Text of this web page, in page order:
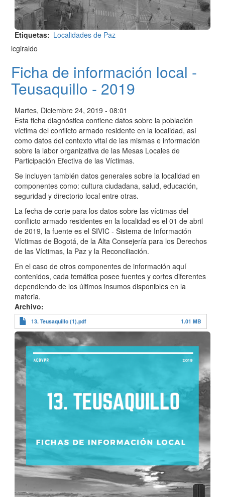
Etiquetas
Localidades de Paz
lcgiraldo
Ficha de información local -
Teusaquillo - 2019
Martes, Diciembre 24, 2019 - 08:01
Esta ficha diagnóstica contiene datos sobre la población
víctima del conflicto armado residente en la localidad, así
como datos del contexto vital de las mismas e información
sobre la labor organizativa de las Mesas Locales de
Participación Efectiva de las Víctimas.
Se incluyen también datos generales sobre la localidad en
componentes como: cultura ciudadana, salud, educación,
seguridad y directorio local entre otras.
La fecha de corte para los datos sobre las víctimas del
conflicto armado residentes en la localidad es el 01 de abril
de 2019, la fuente es el SIVIC - Sistema de Información
Víctimas de Bogotá, de la Alta Consejería para los Derechos
de las Víctimas, la Paz y la Reconciliación.
En el caso de otros componentes de información aquí
contenidos, cada temática posee fuentes y cortes diferentes
dependiendo de los últimos insumos disponibles en la
materia.
Archivo
13. Teusaquillo (1).pdf 1.01 MB